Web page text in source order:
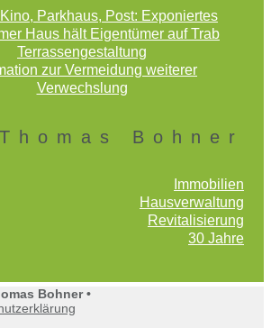
Parkhaus, Post: Exponiertes
Haus hält Eigentümer auf Trab
Terrassengestaltung
zur Vermeidung weiterer
Verwechslung
Thomas Bohner
Immobilien
Hausverwaltung
Revitalisierung
30 Jahre
Bohner •